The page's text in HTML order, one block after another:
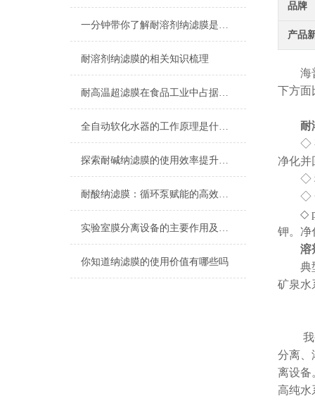
一分钟带你了解耐溶剂纳滤膜是什么样的东西
耐溶剂纳滤膜的相关知识梳理
耐高温超滤膜在食品工业中占据什么位置？
全自动软化水器的工作原理是什么？
探索耐碱纳滤膜的使用效率提升策略与实践
耐酸纳滤膜：循环泵赋能的高效过滤密码
实验室膜分离设备的主要作用及操作流程
你知道纳滤膜的使用价值有哪些吗
品牌
产品
海普
下方面
耐
◇ 有
净化并
◇ 稳
◇ 金
◇ pH
钾。净
溶
典型
矿泉水
我公
分离、
离设备
高纯水